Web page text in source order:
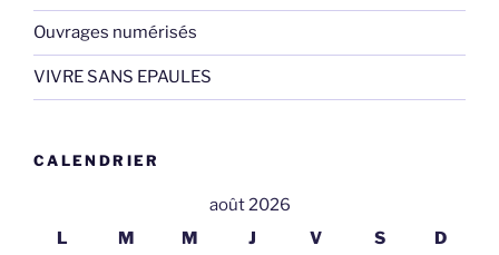
Ouvrages numérisés
VIVRE SANS EPAULES
CALENDRIER
août 2026
L
M M J V S D